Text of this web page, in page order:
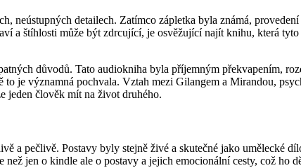
detailech. Zatímco zápletka byla známá,
a štíhlosti může být zdrcující, je osvěžující najít knihu, která
důvodů. Tato audiokniha byla příjemným překvapením,
je významná pochvala. Vztah mezi Gilangem a Mirandou,
jeden člověk mít na život druhého.
a pečlivě. Postavy byly stejně živé a skutečné jako umělecké
jen o kindle ale o postavy a jejich emocionální cesty, což ho